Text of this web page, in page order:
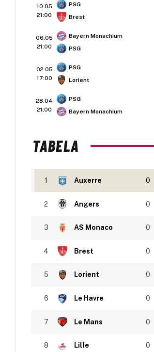
10.05
21:00
PSG
Brest
06.05
21:00
Bayern Monachium
PSG
02.05
17:00
PSG
Lorient
28.04
21:00
PSG
Bayern Monachium
TABELA
1 Auxerre 0
2 Angers 0
3 AS Monaco 0
4 Brest 0
5 Lorient 0
6 Le Havre 0
7 Le Mans 0
8 Lille 0